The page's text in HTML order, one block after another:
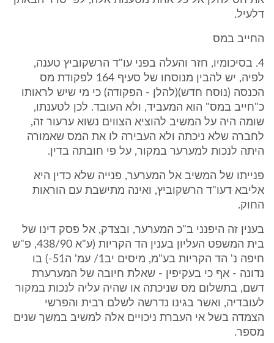
דלעיל.
החייב במס
4. בסיכומיו, חזר והעלה בפני עו"ד הרשקוביץ טענה,
לפיה, יש להבין מנוסחו של סעיף 164 לפקודת מס
הכנסה (נוסח חדש)(להלן - הפקודה) כי מי שיש לראותו
כ"חייב במס" הוא המעביד, ולא העובד. לכן לטענתו,
שומה היה על המשיב להוציא הצווים נשוא ערעור זה,
לחברה שלא ניכתה ולא העבירה לו את המס שאמורה
היתה לנכות למערער במקור, על פי חובתה בדין.
פנייתו של המשיב אל המערער, פנייה שלא כדין היא
אליבא דעו"ד הרשקוביץ, ואינה מתישבת עם הוראות
החוק.
בענין זה היפנני ב"כ המערער, ובצדק, אל פסק דינו של
בית המשפט העליון בענין הד הקריות (ע"א 438/90, פ"ש
חיפה נ' הד הקריות בע"מ, מיסים יב1/ עמ' ה51-) בו
נדונה - אף כי בעקיפין - שאלת חיובה של המערערת
דשם, בתשלום מס שניכתה או שהיה עליה לנכות במקור
לעובדיה, ואשר בגינו נדרשה לשלם רבית והפרשי
הצמדה בשל אי העברת ניכויים אלה למשיב במשך שנים
מספר.